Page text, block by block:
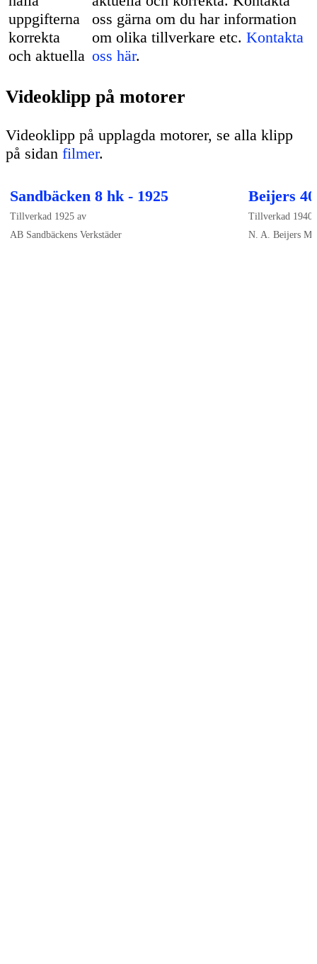
oss gärna om du har information
om olika tillverkare etc. Kontakta
oss här.
Videoklipp på motorer
Videoklipp på upplagda motorer, se alla klipp
på sidan filmer.
Sandbäcken 8 hk - 1925
Tillverkad 1925 av
AB Sandbäckens Verkstäder
Beijers
Tillverkad 1940
N. A. Beijers